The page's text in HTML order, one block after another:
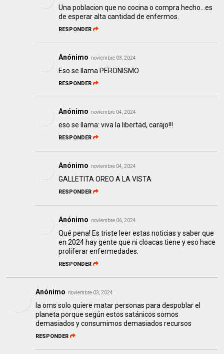
Una poblacion que no cocina o compra hecho...es
de esperar alta cantidad de enfermos.
RESPONDER
Anónimo noviembre 03, 2024
Eso se llama PERONISMO
RESPONDER
Anónimo noviembre 04, 2024
eso se llama: viva la libertad, carajo!!!
RESPONDER
Anónimo noviembre 04, 2024
GALLETITA OREO A LA VISTA
RESPONDER
Anónimo noviembre 06, 2024
Qué pena! Es triste leer estas noticias y saber que
en 2024 hay gente que ni cloacas tiene y eso hace
proliferar enfermedades.
RESPONDER
Anónimo noviembre 03, 2024
la oms solo quiere matar personas para despoblar el
planeta porque según estos satánicos somos
demasiados y consumimos demasiados recursos
RESPONDER